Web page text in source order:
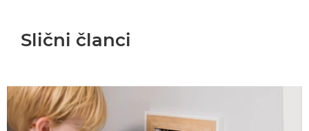
Slični članci